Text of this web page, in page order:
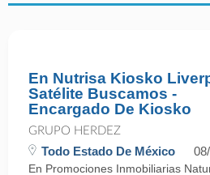
En Nutrisa Kiosko
Satélite Buscamos -
Encargado De Kiosko
GRUPO HERDEZ
Todo Estado De México
En Promociones Inmobiliarias